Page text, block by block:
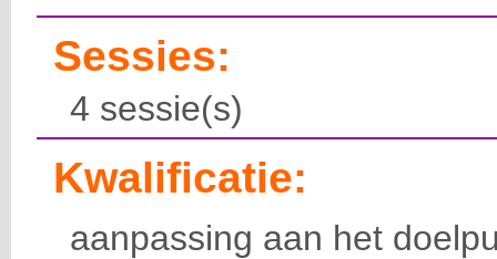
Sessies:
4 sessie(s)
Kwalificatie:
aanpassing aan het